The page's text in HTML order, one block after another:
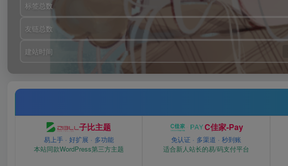
标签总数
友链总数
建站时间
子比主题
易上手 · 好扩展 · 多功能
本站同款WordPress第三方主题
C佳家-Pay
免认证 · 多渠道 · 秒到账
适合新人站长的易/码支付平台